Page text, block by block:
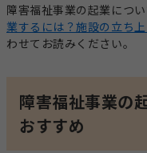
障害福祉事業の起業につ
業するには？施設の立ち
わせてお読みください。
障害福祉事業の
おすすめ